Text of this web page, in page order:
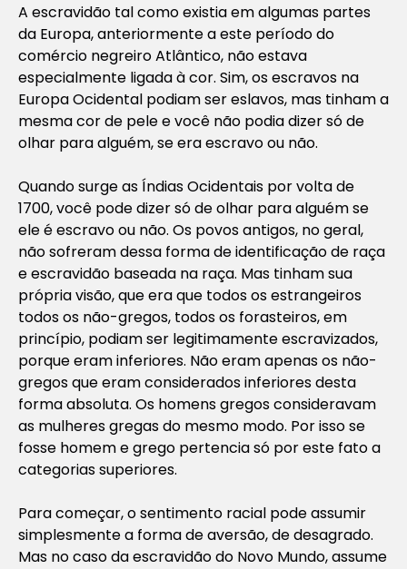
A escravidão tal como existia em algumas partes
da Europa, anteriormente a este período do
comércio negreiro Atlântico, não estava
especialmente ligada à cor. Sim, os escravos na
Europa Ocidental podiam ser eslavos, mas tinham a
mesma cor de pele e você não podia dizer só de
olhar para alguém, se era escravo ou não.
Quando surge as Índias Ocidentais por volta de
1700, você pode dizer só de olhar para alguém se
ele é escravo ou não. Os povos antigos, no geral,
não sofreram dessa forma de identificação de raça
e escravidão baseada na raça. Mas tinham sua
própria visão, que era que todos os estrangeiros
todos os não-gregos, todos os forasteiros, em
princípio, podiam ser legitimamente escravizados,
porque eram inferiores. Não eram apenas os não-
gregos que eram considerados inferiores desta
forma absoluta. Os homens gregos consideravam
as mulheres gregas do mesmo modo. Por isso se
fosse homem e grego pertencia só por este fato a
categorias superiores.
Para começar, o sentimento racial pode assumir
simplesmente a forma de aversão, de desagrado.
Mas no caso da escravidão do Novo Mundo, assume